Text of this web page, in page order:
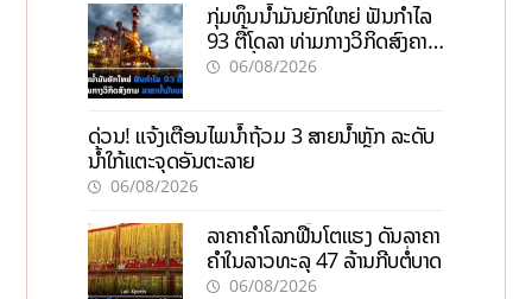
ກຸ່ມທຶນນ້ຳມັນຍັກໃຫຍ່ ຟັນກຳໄລ
93 ຕື້ໂດລາ ທ່າມກາງວິກິດສົງຄາມ
ລາຄານໍ້າມັນແພງ
06/08/2026
ດ່ວນ! ແຈ້ງເຕືອນໄພນໍ້າຖ້ວມ 3 ສາຍນໍ້າຫຼັກ ລະດັບ
ນໍ້າໃກ້ແຕະຈຸດອັນຕະລາຍ
06/08/2026
ລາຄາຄຳໂລກຟື້ນໂຕແຮງ ດັນລາຄາ
ຄຳໃນລາວທະລຸ 47 ລ້ານກີບຕໍ່ບາດ
06/08/2026